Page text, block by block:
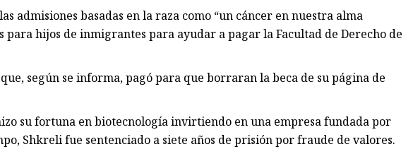
admisiones basadas en la raza como “un cáncer en nuestra alma
para hijos de inmigrantes para ayudar a pagar la Facultad de Derecho de
según se informa, pagó para que borraran la beca de su página de
su fortuna en biotecnología invirtiendo en una empresa fundada por
Shkreli fue sentenciado a siete años de prisión por fraude de valores.